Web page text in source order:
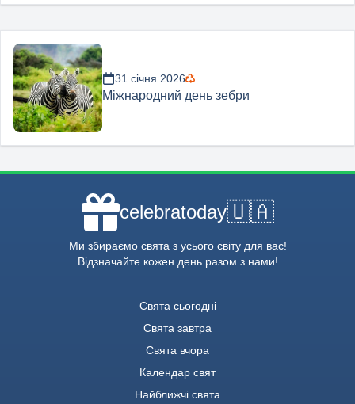
31 січня 2026
Міжнародний день зебри
celebratoday🇺🇦
Ми збираємо свята з усього світу для вас!
Відзначайте кожен день разом з нами!
Свята сьогодні
Свята завтра
Свята вчора
Календар свят
Найближчі свята